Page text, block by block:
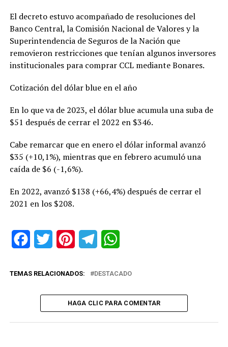
El decreto estuvo acompañado de resoluciones del
Banco Central, la Comisión Nacional de Valores y la
Superintendencia de Seguros de la Nación que
removieron restricciones que tenían algunos inversores
institucionales para comprar CCL mediante Bonares.
Cotización del dólar blue en el año
En lo que va de 2023, el dólar blue acumula una suba de
$51 después de cerrar el 2022 en $346.
Cabe remarcar que en enero el dólar informal avanzó
$35 (+10,1%), mientras que en febrero acumuló una
caída de $6 (-1,6%).
En 2022, avanzó $138 (+66,4%) después de cerrar el
2021 en los $208.
FacebookTwitter PinterestTelegram
TEMAS RELACIONADOS: DESTACADO
HAGA CLIC PARA COMENTAR